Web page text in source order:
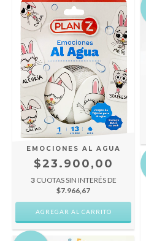
EMOCIONES AL AGUA
$23.900,00
3 CUOTAS SIN INTERÉS DE
$7.966,67